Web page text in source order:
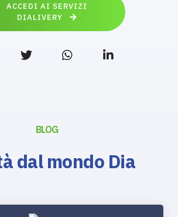
ACCEDI AI SERVIZI
DIALIVERY
BLOG
dal mondo Dia